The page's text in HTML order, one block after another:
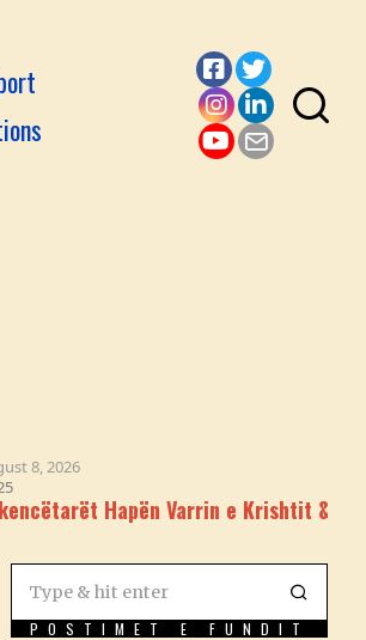
Facebook
Twitter
Instagram
LinkedIn
Hapën Varrin e Krishtit & Logjika iu
POSTIMET E FUNDIT